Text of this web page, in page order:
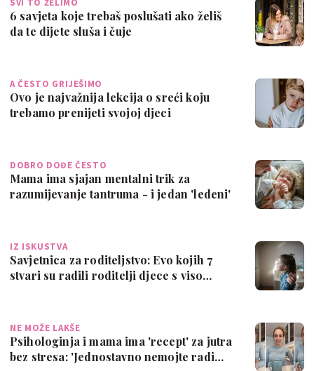
6 savjeta koje trebaš poslušati ako želiš
da te dijete sluša i čuje
A ČESTO GRIJEŠIMO
Ovo je najvažnija lekcija o sreći koju
trebamo prenijeti svojoj djeci
DOBRO DOĐE ČESTO
Mama ima sjajan mentalni trik za
razumijevanje tantruma - i jedan 'ledeni'
IZ ISKUSTVA
Savjetnica za roditeljstvo: Evo kojih 7
stvari su radili roditelji djece s viso…
NE MOŽE LAKŠE
Psihologinja i mama ima 'recept' za jutra
bez stresa: 'Jednostavno nemojte radi…